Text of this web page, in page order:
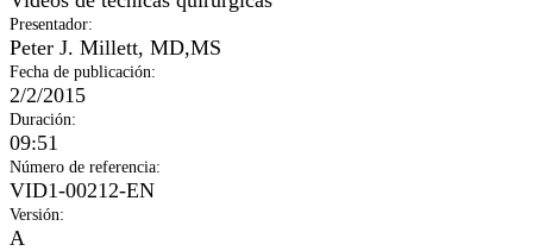
Presentador:
Peter J. Millett, MD,MS
Fecha de publicación:
2/2/2015
Duración:
09:51
Número de referencia:
VID1-00212-EN
Versión:
A